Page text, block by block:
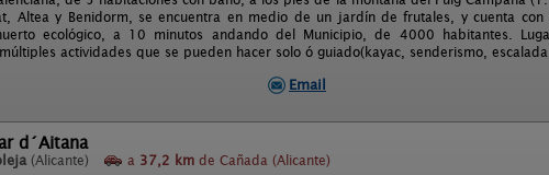
Altea y Benidorm, se encuentra en medio de un jardín de frutales, y cuenta con
ecológico, a 10 minutos andando del Municipio, de 4000 habitantes.
actividades que se pueden hacer solo ó guiado(kayac, senderismo, escalada
Email
d´Aitana
(Alicante) a 37,2 km de Cañada (Alicante)